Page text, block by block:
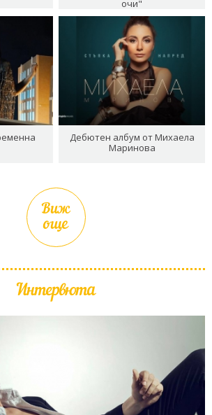
очи"
Дебютен албум от Михаела
Маринова
Виж
още
Интервюта